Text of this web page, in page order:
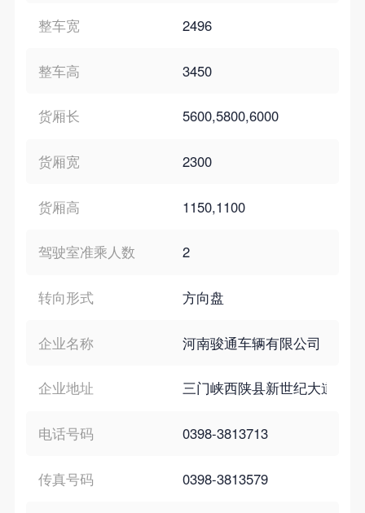
整车宽 2496
整车高 3450
货厢长 5600,5800,6000
货厢宽 2300
货厢高 1150,1100
驾驶室准乘人数 2
转向形式 方向盘
企业名称 河南骏通车辆有限公司
企业地址 三门峡西陕县新世纪大道北段
电话号码 0398-3813713
传真号码 0398-3813579